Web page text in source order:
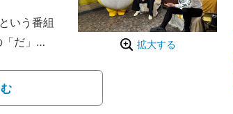
拡大する
いう番組
だ」
人気パー
ーとの仲